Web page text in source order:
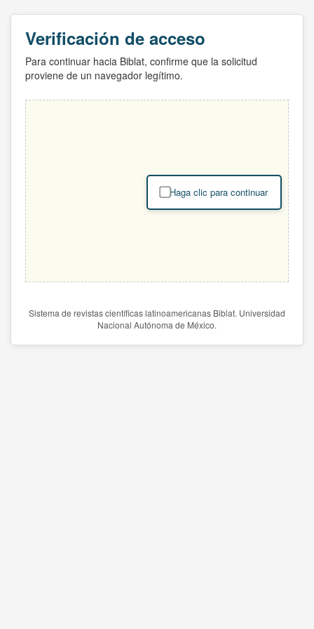
Verificación de acceso
Para continuar hacia Biblat, confirme que la solicitud
proviene de un navegador legítimo.
Haga clic para continuar
Sistema de revistas científicas latinoamericanas Biblat. Universidad
Nacional Autónoma de México.